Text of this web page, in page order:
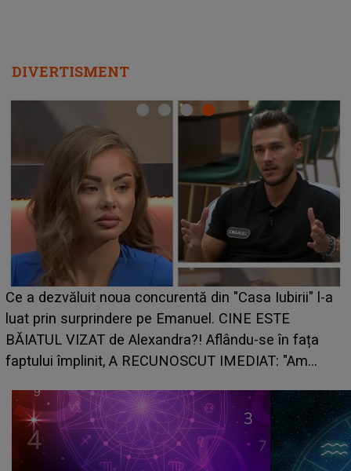
DIVERTISMENT
l-a
în fața
"Am
HOROSCOP de weekend, 8-9 august 2026.
care riscă să rămână fără bani. O decizie
grabă îi aduce pierderi semnificative și îi dă
planurile peste cap